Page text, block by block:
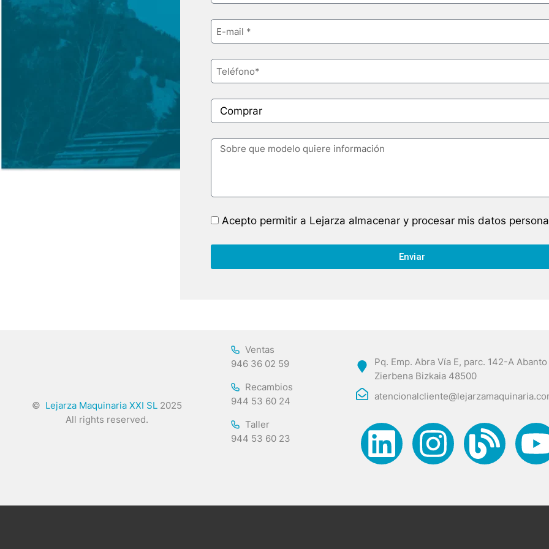
Acepto permitir a Lejarza almacenar y procesar mis datos
Enviar
© Lejarza Maquinaria XXI SL 2025
All rights reserved.
Ventas
946 36 02 59
Recambios
944 53 60 24
Taller
944 53 60 23
Pq. Emp. Abra Vía E, parc. 142-A
Zierbena Bizkaia 48500